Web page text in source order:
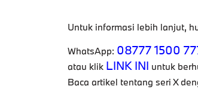
Untuk informasi lebih lanjut,
WhatsApp: 08777 1500
atau klik LINK INI untuk
Baca artikel tentang seri X